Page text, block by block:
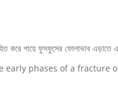
করে পায়ে ফুসফুসের ফোলাভাব এড়াতে
in the early phases of a